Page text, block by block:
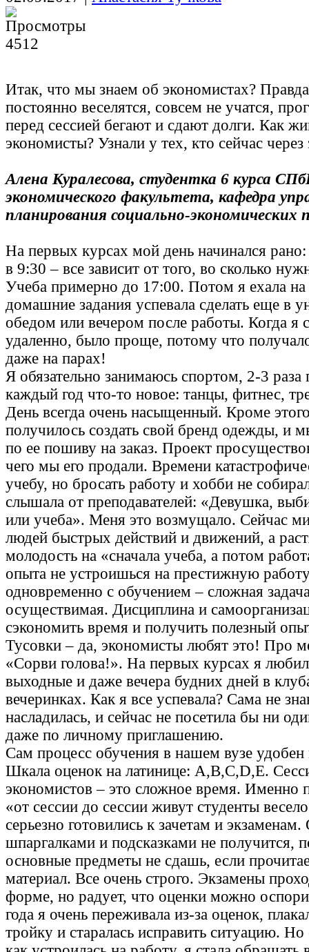
4512
Итак, что мы знаем об экономистах?
постоянно веселятся, совсем не учатся,
перед сессией бегают и сдают долги. Как
экономисты? Узнали у тех, кто сейчас через
Алена Куралесова, студентка 6 курса
экономического факультета, кафедра
планирования социально-экономических
На первых курсах мой день начинался
в 9:30 – все зависит от того, во сколько
Учеба примерно до 17:00. Потом я ехала на
домашние задания успевала сделать еще в
обедом или вечером после работы. Когда я
удаленно, было проще, потому что
даже на парах!
Я обязательно занимаюсь спортом, 2-3 раза
каждый год что-то новое: танцы, фитнес,
День всегда очень насыщенный. Кроме
получилось создать свой бренд одежды, и
по ее пошиву на заказ. Проект
чего мы его продали. Времени
учебу, но бросать работу и хобби не
слышала от преподавателей: «Девушка,
или учеба». Меня это возмущало. Сейчас
людей быстрых действий и движений, а
молодость на «сначала учеба, а потом
опыта не устроишься на престижную
одновременно с обучением – сложная
осуществимая. Дисциплина и
сэкономить время и получить полезный
Тусовки – да, экономисты любят это! Про
«Сорви голова!». На первых курсах я
выходные и даже вечера будних дней в
вечеринках. Как я все успевала? Сама не
насладилась, и сейчас не посетила бы ни
даже по личному приглашению.
Сам процесс обучения в нашем вузе удобен
Шкала оценок на латинице: A,B,C,D,E.
экономистов – это сложное время. Именно
«от сессии до сессии живут студенты
серьезно готовились к зачетам и
шпаргалками и подсказками не получится,
основные предметы не сдашь, если
материал. Все очень строго. Экзамены
форме, но радует, что оценки можно
года я очень переживала из-за оценок,
тройку и старалась исправить ситуацию. Но